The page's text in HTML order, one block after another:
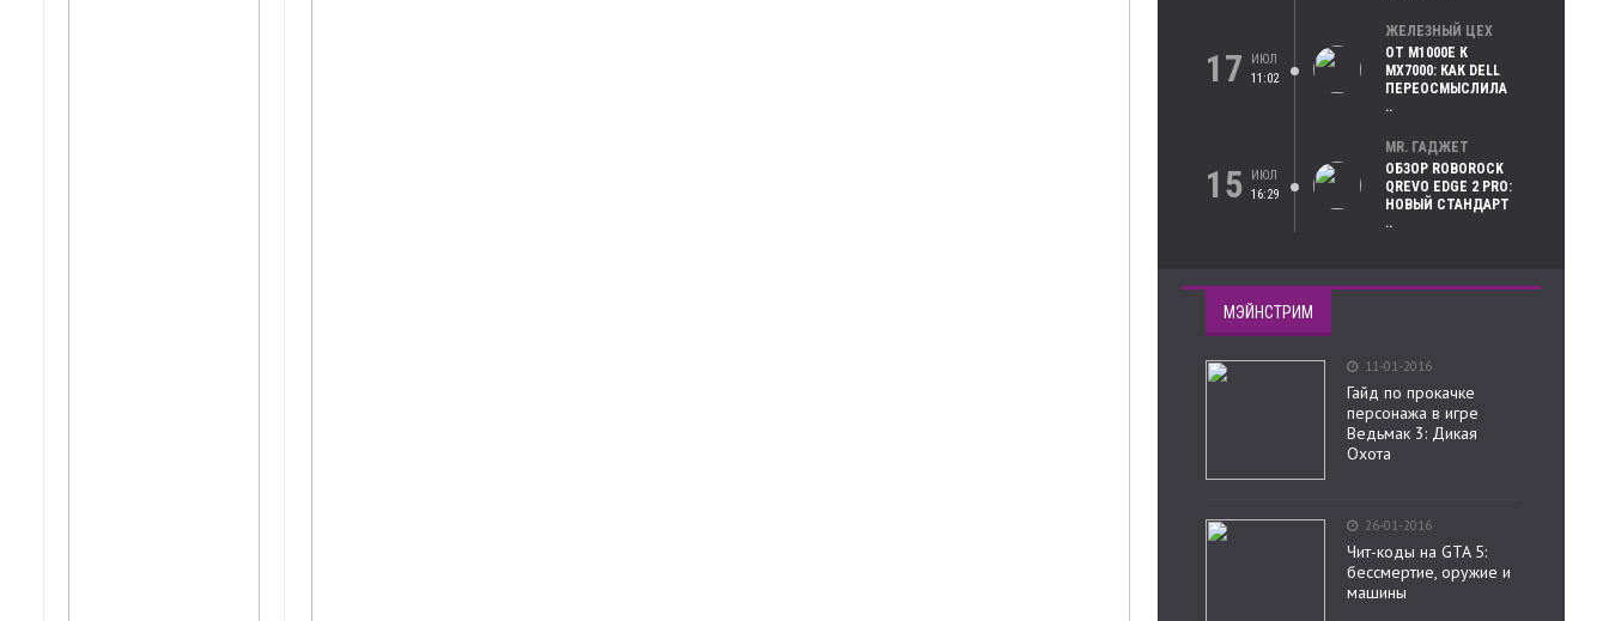
17
ИЮЛ
11:02
ЖЕЛЕЗНЫЙ ЦЕХ
ОТ M1000E К
MX7000: КАК DELL
ПЕРЕОСМЫСЛИЛА
..
15
ИЮЛ
16:29
MR. ГАДЖЕТ
ОБЗОР ROBOROCK
QREVO EDGE 2 PRO:
НОВЫЙ СТАНДАРТ
..
МЭЙНСТРИМ
11-01-2016
Гайд по прокачке
персонажа в игре
Ведьмак 3: Дикая
Охота
26-01-2016
Чит-коды на GTA 5:
бессмертие, оружие и
машины